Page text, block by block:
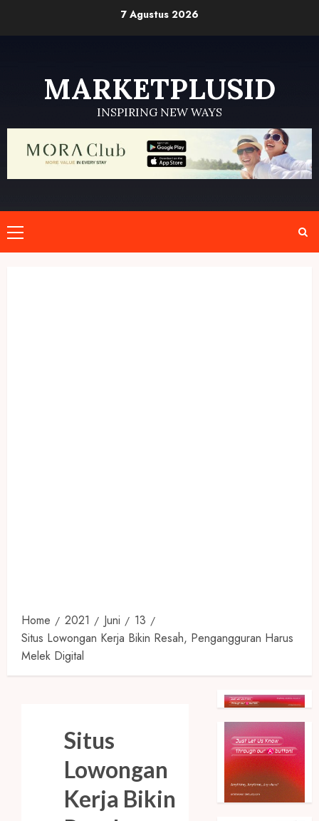
7 Agustus 2026
MARKETPLUSID
INSPIRING NEW WAYS
Primary
Menu
Home 2021 Juni
13
Situs Lowongan Kerja Bikin Resah, Pengangguran Harus
Melek Digital
Situs
Lowongan
Kerja Bikin